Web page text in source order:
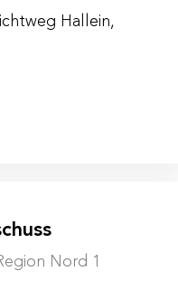
Hallein,
Nord 1